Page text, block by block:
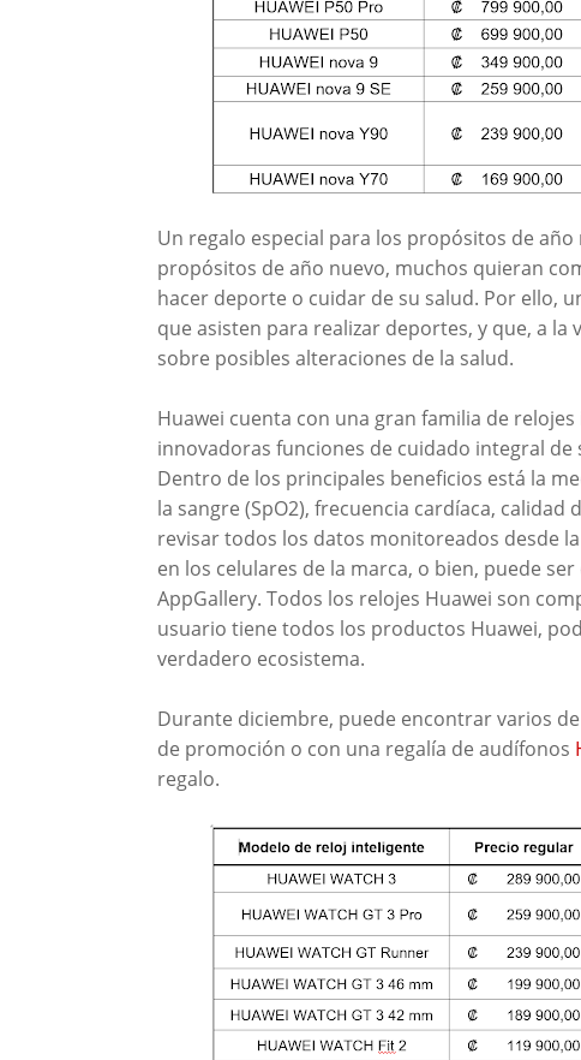
Un regalo especial para los propósitos de
propósitos de año nuevo, muchos quieran
hacer deporte o cuidar de su salud. Por ello,
que asisten para realizar deportes, y que, a
sobre posibles alteraciones de la salud.
Huawei cuenta con una gran familia de
innovadoras funciones de cuidado integral
Dentro de los principales beneficios está la
la sangre (SpO2), frecuencia cardíaca,
revisar todos los datos monitoreados desde
en los celulares de la marca, o bien, puede
AppGallery. Todos los relojes Huawei son
usuario tiene todos los productos Huawei,
verdadero ecosistema.
Durante diciembre, puede encontrar varios
de promoción o con una regalía de audífonos
regalo.